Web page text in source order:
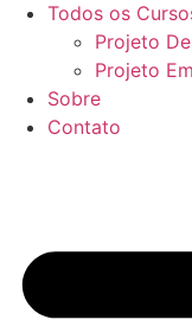
Todos os
Projeto
Projeto
Sobre
Contato